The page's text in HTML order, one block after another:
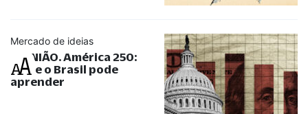
Mercado de ideias
OPINIÃO. América 250:
o que o Brasil pode
aprender